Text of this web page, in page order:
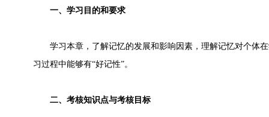
一、学习目的和要求
学习本章，了解记忆的发展和影响因素，理解记忆对个体在
习过程中能够有“好记性”。
二、考核知识点与考核目标